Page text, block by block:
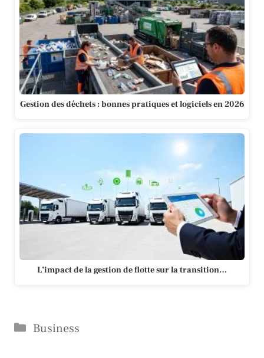
Gestion des déchets : bonnes pratiques et logiciels en 2026
L’impact de la gestion de flotte sur la transition…
Catégories
Business